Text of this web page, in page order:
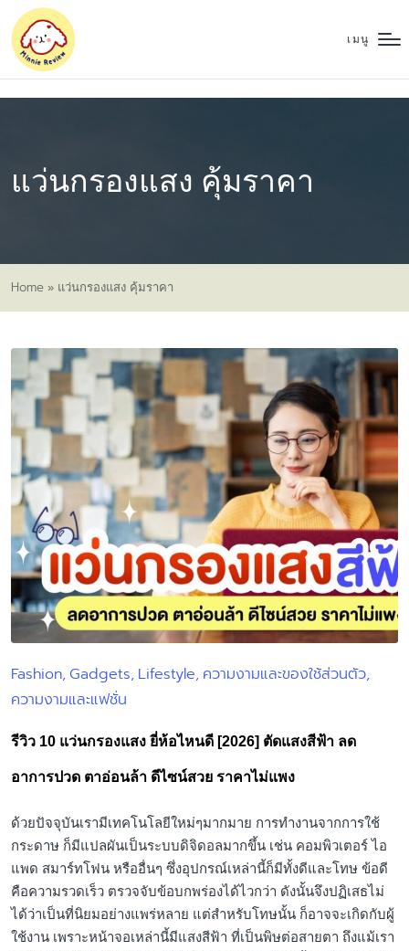
เมนู
แว่นกรองแสง คุ้มราคา
Home » แว่นกรองแสง คุ้มราคา
Posted
in
Fashion Gadgets Lifestyle ความงามและของใช้ส่วนตัว
ความงามและแฟชั่น
รีวิว 10 แว่นกรองแสง ยี่ห้อไหนดี [2026] ตัดแสงสีฟ้า ลด
อาการปวด ตาอ่อนล้า ดีไซน์สวย ราคาไม่แพง
ด้วยปัจจุบันเรามีเทคโนโลยีใหม่ๆมากมาย การทำงานจากการใช้
กระดาษ ก็มีแปลผันเป็นระบบดิจิดอลมากขึ้น เช่น คอมพิวเตอร์ ไอ
แพด สมาร์ทโฟน หรืออื่นๆ ซึ่งอุปกรณ์เหล่านี้ก็มีทั้งดีและโทษ ข้อดี
คือความรวดเร็ว ตรวจจับข้อบกพร่องได้ไวกว่า ดังนั้นจึงปฏิเสธไม่
ได้ว่าเป็นที่นิยมอย่างแพร่หลาย แต่สำหรับโทษนั้น ก็อาจจะเกิดกับผู้
ใช้งาน เพราะหน้าจอเหล่านี้มีแสงสีฟ้า ที่เป็นพิษต่อสายตา ถึงแม้เรา